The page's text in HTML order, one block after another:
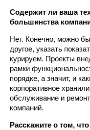
Содержит ли ваша
большинства
Нет. Конечно, можно
другое, указать
курируем. Проекты
рамки
порядке, а значит, и
корпоративное
обслуживание и
компаний.
Расскажите о том,